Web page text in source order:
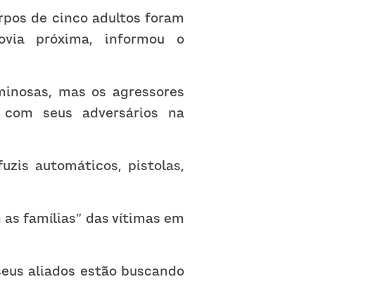
de cinco adultos foram
próxima, informou o
mas os agressores
seus adversários na
automáticos, pistolas,
famílias” das vítimas em
aliados estão buscando